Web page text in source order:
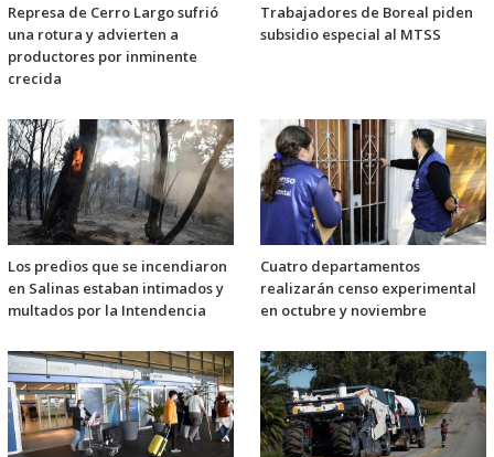
Represa de Cerro Largo sufrió
una rotura y advierten a
productores por inminente
crecida
Trabajadores de Boreal piden
subsidio especial al MTSS
Los predios que se incendiaron
en Salinas estaban intimados y
multados por la Intendencia
Cuatro departamentos
realizarán censo experimental
en octubre y noviembre